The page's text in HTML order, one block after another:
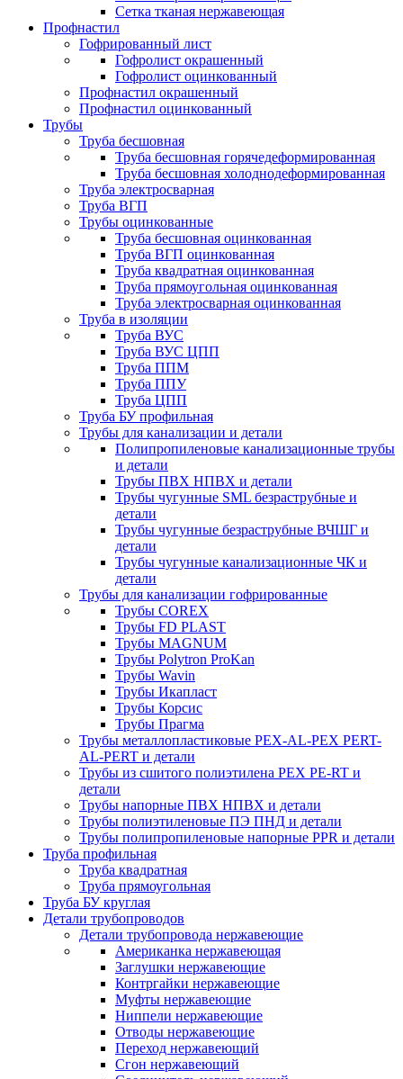
Сетка тканая нержавеющая
Профнастил
Гофрированный лист
Гофролист окрашенный
Гофролист оцинкованный
Профнастил окрашенный
Профнастил оцинкованный
Трубы
Труба бесшовная
Труба бесшовная горячедеформированная
Труба бесшовная холоднодеформированная
Труба электросварная
Труба ВГП
Трубы оцинкованные
Труба бесшовная оцинкованная
Труба ВГП оцинкованная
Труба квадратная оцинкованная
Труба прямоугольная оцинкованная
Труба электросварная оцинкованная
Труба в изоляции
Труба ВУС
Труба ВУС ЦПП
Труба ППМ
Труба ППУ
Труба ЦПП
Труба БУ профильная
Трубы для канализации и детали
Полипропиленовые канализационные трубы
и детали
Трубы ПВХ НПВХ и детали
Трубы чугунные SML безраструбные и
детали
Трубы чугунные безраструбные ВЧШГ и
детали
Трубы чугунные канализационные ЧК и
детали
Трубы для канализации гофрированные
Трубы COREX
Трубы FD PLAST
Трубы MAGNUM
Трубы Polytron ProKan
Трубы Wavin
Трубы Икапласт
Трубы Корсис
Трубы Прагма
Трубы металлопластиковые PEX-AL-PEX PERT-
AL-PERT и детали
Трубы из сшитого полиэтилена PEX PE-RT и
детали
Трубы напорные ПВХ НПВХ и детали
Трубы полиэтиленовые ПЭ ПНД и детали
Трубы полипропиленовые напорные PPR и детали
Труба профильная
Труба квадратная
Труба прямоугольная
Труба БУ круглая
Детали трубопроводов
Детали трубопровода нержавеющие
Американка нержавеющая
Заглушки нержавеющие
Контргайки нержавеющие
Муфты нержавеющие
Ниппели нержавеющие
Отводы нержавеющие
Переход нержавеющий
Сгон нержавеющий